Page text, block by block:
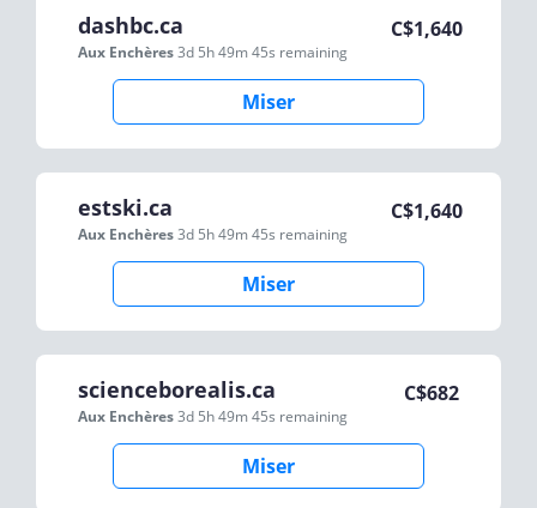
dashbc.ca
Aux Enchères3d 5h 49m 45s remaining
C$1,640
Miser
estski.ca
Aux Enchères3d 5h 49m 45s remaining
C$1,640
Miser
scienceborealis.ca
Aux Enchères3d 5h 49m 45s remaining
C$682
Miser